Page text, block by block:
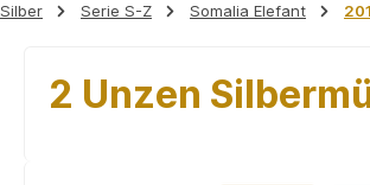
Silber Serie S-Z Somalia Elefant
2 Unzen